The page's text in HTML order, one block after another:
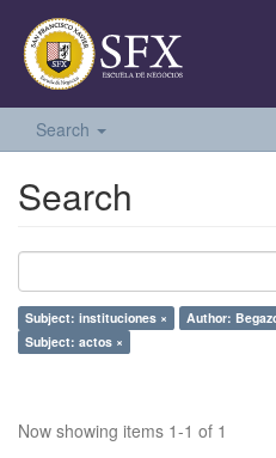
Search
Search
Subject: instituciones ×
Author:
Subject: actos ×
Now showing items 1-1 of 1